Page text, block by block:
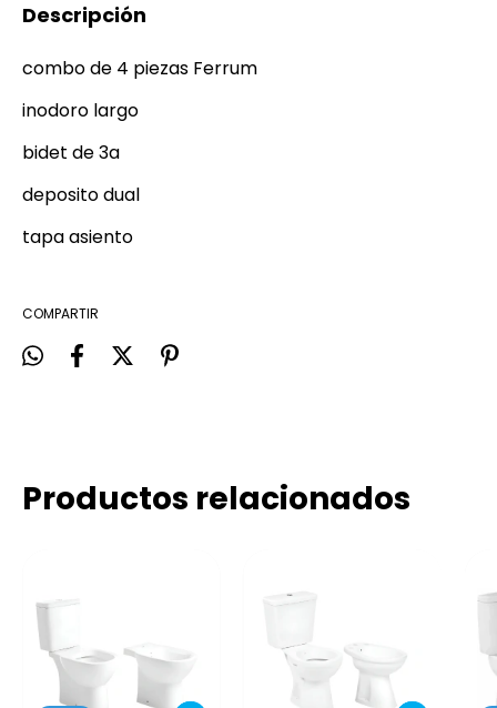
Descripción
combo de 4 piezas Ferrum
inodoro largo
bidet de 3a
deposito dual
tapa asiento
COMPARTIR
Productos relacionados